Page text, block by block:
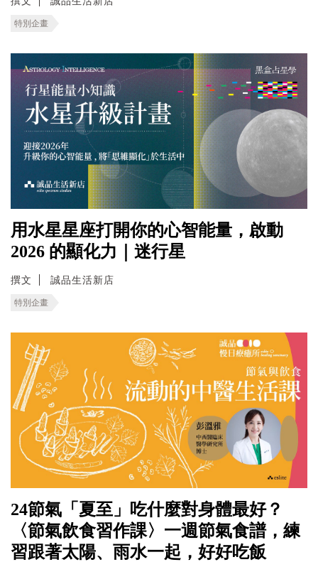
特別企畫
用水星星座打開你的心智能量，啟動
2026 的顯化力｜迷行星
撰文 誠品生活新店
特別企畫
24節氣「夏至」吃什麼對身體最好？
〈節氣飲食習作課〉一週節氣食譜，練
習跟著太陽、雨水一起，好好吃飯